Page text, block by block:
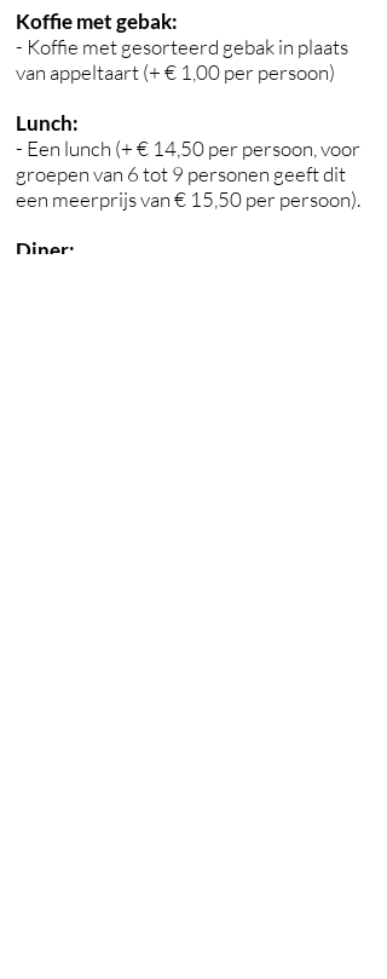
Koffie met gebak:
- Koffie met gesorteerd gebak in plaats
van appeltaart (+ € 1,00 per persoon)
Lunch:
- Een lunch (+ € 14,50 per persoon, voor
groepen van 6 tot 9 personen geeft dit
een meerprijs van € 15,50 per persoon).
Diner: